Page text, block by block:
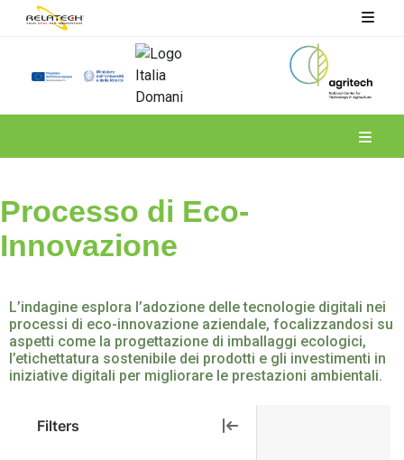
Processo di Eco-
Innovazione
L’indagine esplora l’adozione delle tecnologie digitali nei
processi di eco-innovazione aziendale, focalizzandosi su
aspetti come la progettazione di imballaggi ecologici,
l’etichettatura sostenibile dei prodotti e gli investimenti in
iniziative digitali per migliorare le prestazioni ambientali.